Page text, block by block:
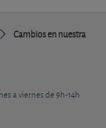
Cambios en nuestra
a viernes de 9h-14h